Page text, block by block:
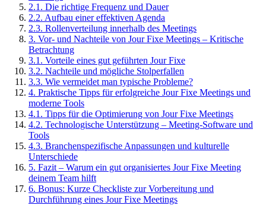
2.1 . Die richtige Frequenz und Dauer
2.2. Aufbau einer effektiven Agenda
2.3. Rollenverteilung innerhalb des Meetings
3. Vor- und Nachteile von Jour Fixe Meetings – Kritische
Betrachtung
3.1 . Vorteile eines gut geführten Jour Fixe
3.2. Nachteile und mögliche Stolperfallen
3.3. Wie vermeidet man typische Probleme?
4. Praktische Tipps für erfolgreiche Jour Fixe Meetings und
moderne Tools
4.1 . Tipps für die Optimierung von Jour Fixe Meetings
4.2. Technologische Unterstützung – Meeting-Software und
Tools
4.3. Branchenspezifische Anpassungen und kulturelle
Unterschiede
5. Fazit – Warum ein gut organisiertes Jour Fixe Meeting
deinem Team hilft
6. Bonus: Kurze Checkliste zur Vorbereitung und
Durchführung eines Jour Fixe Meetings